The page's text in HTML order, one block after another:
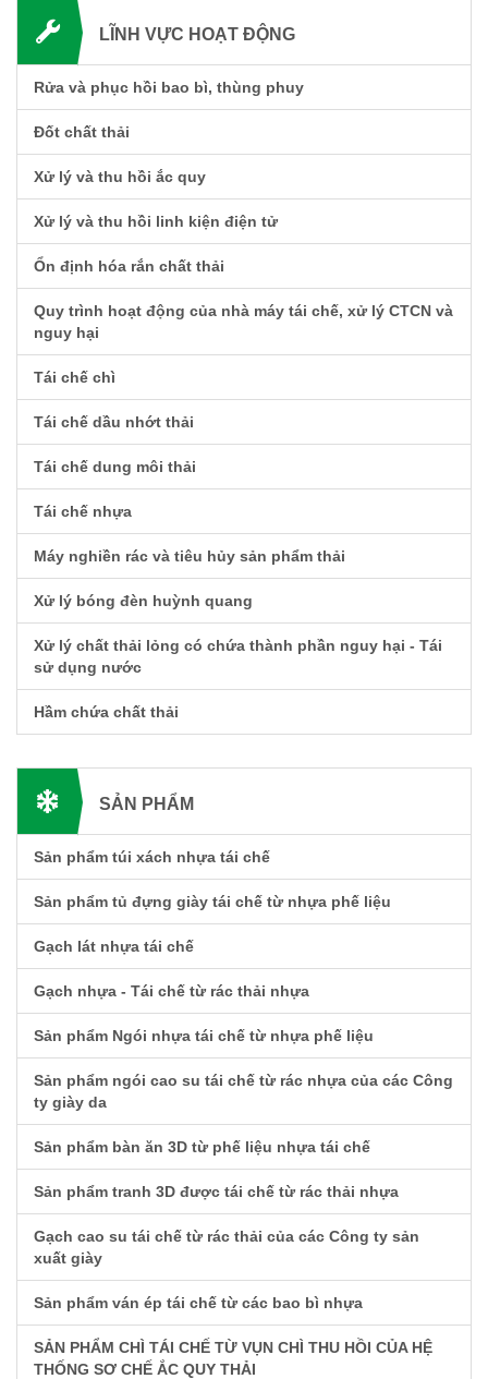
LĨNH VỰC HOẠT ĐỘNG
Rửa và phục hồi bao bì, thùng phuy
Đốt chất thải
Xử lý và thu hồi ắc quy
Xử lý và thu hồi linh kiện điện tử
Ổn định hóa rắn chất thải
Quy trình hoạt động của nhà máy tái chế, xử lý CTCN và
nguy hại
Tái chế chì
Tái chế dầu nhớt thải
Tái chế dung môi thải
Tái chế nhựa
Máy nghiền rác và tiêu hủy sản phẩm thải
Xử lý bóng đèn huỳnh quang
Xử lý chất thải lỏng có chứa thành phần nguy hại - Tái
sử dụng nước
Hầm chứa chất thải
SẢN PHẨM
Sản phẩm túi xách nhựa tái chế
Sản phẩm tủ đựng giày tái chế từ nhựa phế liệu
Gạch lát nhựa tái chế
Gạch nhựa - Tái chế từ rác thải nhựa
Sản phẩm Ngói nhựa tái chế từ nhựa phế liệu
Sản phẩm ngói cao su tái chế từ rác nhựa của các Công
ty giày da
Sản phẩm bàn ăn 3D từ phế liệu nhựa tái chế
Sản phẩm tranh 3D được tái chế từ rác thải nhựa
Gạch cao su tái chế từ rác thải của các Công ty sản
xuất giày
Sản phẩm ván ép tái chế từ các bao bì nhựa
SẢN PHẨM CHÌ TÁI CHẾ TỪ VỤN CHÌ THU HỒI CỦA HỆ
THỐNG SƠ CHẾ ẮC QUY THẢI